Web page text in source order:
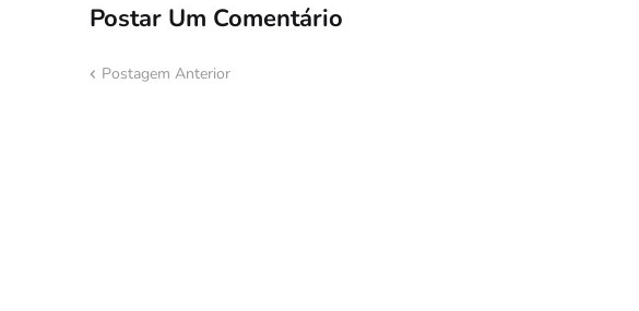
Postar Um Comentário
Postagem Anterior